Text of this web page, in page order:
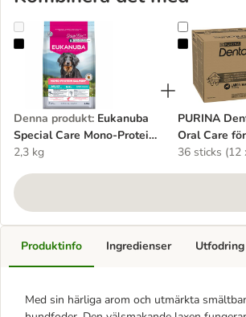
Eukanuba Special Care Mono-Protein Adult
Denna produkt: Eukanuba
Special Care Mono-Protein
Adult Salmon
2,3 kg
PURINA
PURINA
Oral Care
(25-40 kg)
36 sticks (12
Produktinfo
Med sin härliga arom och utmärkta
Ingredienser Utfodring